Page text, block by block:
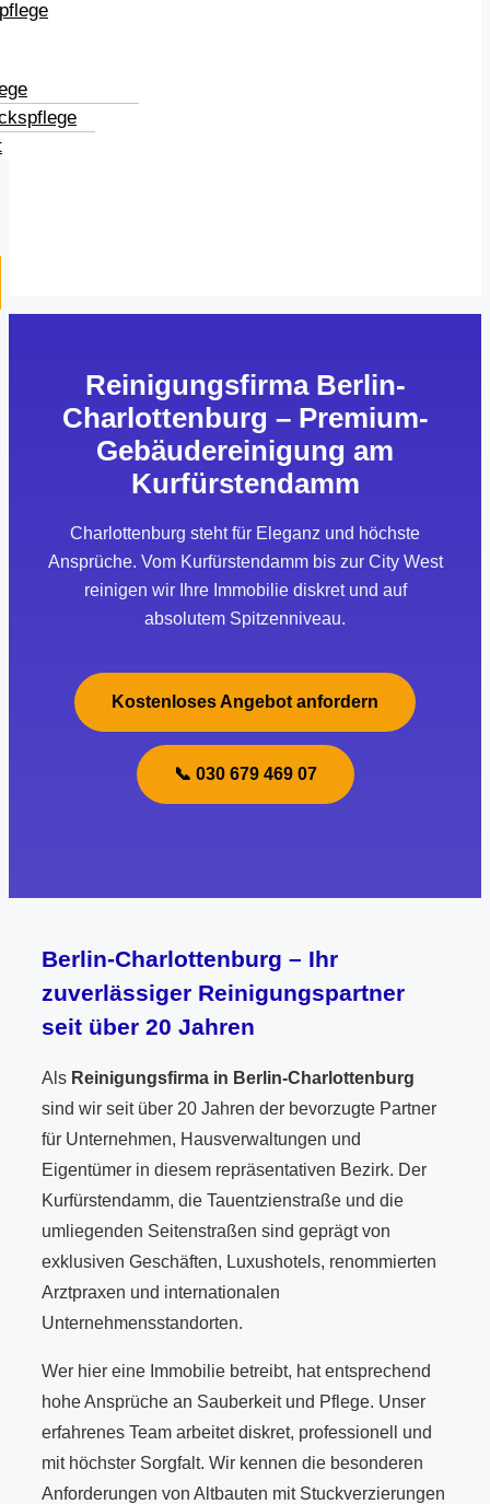
Reinigungsfirma Berlin-
Charlottenburg – Premium-
Gebäudereinigung am
Kurfürstendamm
Charlottenburg steht für Eleganz und höchste
Ansprüche. Vom Kurfürstendamm bis zur City West
reinigen wir Ihre Immobilie diskret und auf
absolutem Spitzenniveau.
Kostenloses Angebot anfordern
📞 030 679 469 07
Berlin-Charlottenburg – Ihr
zuverlässiger Reinigungspartner
seit über 20 Jahren
Als Reinigungsfirma in Berlin-Charlottenburg
sind wir seit über 20 Jahren der bevorzugte Partner
für Unternehmen, Hausverwaltungen und
Eigentümer in diesem repräsentativen Bezirk. Der
Kurfürstendamm, die Tauentzienstraße und die
umliegenden Seitenstraßen sind geprägt von
exklusiven Geschäften, Luxushotels, renommierten
Arztpraxen und internationalen
Unternehmensstandorten.
Wer hier eine Immobilie betreibt, hat entsprechend
hohe Ansprüche an Sauberkeit und Pflege. Unser
erfahrenes Team arbeitet diskret, professionell und
mit höchster Sorgfalt. Wir kennen die besonderen
Anforderungen von Altbauten mit Stuckverzierungen